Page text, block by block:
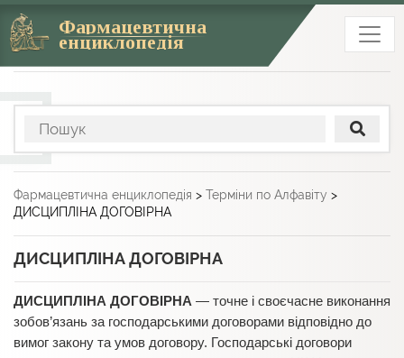
Фармацевтична
енциклопедія
Фармацевтична енциклопедія > Терміни по Алфавіту >
ДИСЦИПЛІНА ДОГОВІРНА
ДИСЦИПЛІНА ДОГОВІРНА
ДИСЦИПЛІНА ДОГОВІРНА — точне і своєчасне виконання
зобов’язань за господарськими договорами відповідно до
вимог закону та умов договору. Господарські договори